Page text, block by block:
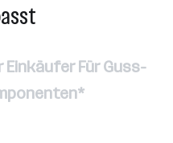
Einkäufer Für Guss-